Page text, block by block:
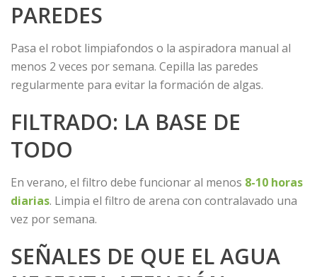
PAREDES
Pasa el robot limpiafondos o la aspiradora manual al
menos 2 veces por semana. Cepilla las paredes
regularmente para evitar la formación de algas.
FILTRADO: LA BASE DE
TODO
En verano, el filtro debe funcionar al menos 8-10 horas
diarias. Limpia el filtro de arena con contralavado una
vez por semana.
SEÑALES DE QUE EL AGUA